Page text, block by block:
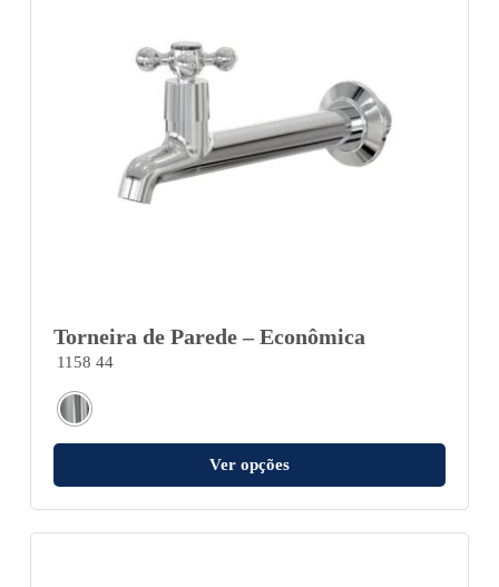
Torneira de Parede – Econômica
1158 44
Ver opções